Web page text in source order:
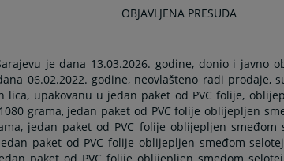
OBJAVLJENA PRESUDA
je dana 13.03.2026. godine, donio i javno
06.02.2022. godine, neovlašteno radi
lica, upakovanu u jedan paket od PVC folije,
grama, jedan paket od PVC folije oblijepljen
jedan paket od PVC folije oblijepljen
paket od PVC folije oblijepljen smeđom